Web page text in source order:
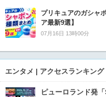
プリキュアのガシャ
ア最新9選】
07月16日 13時00分
エンタメ | アクセスランキング
ピューロランド発